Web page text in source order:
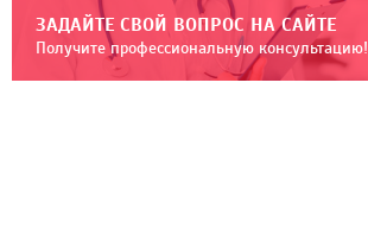
ЗАДАЙТЕ СВОЙ ВОПРОС НА САЙТЕ
Получите профессиональную консультацию!